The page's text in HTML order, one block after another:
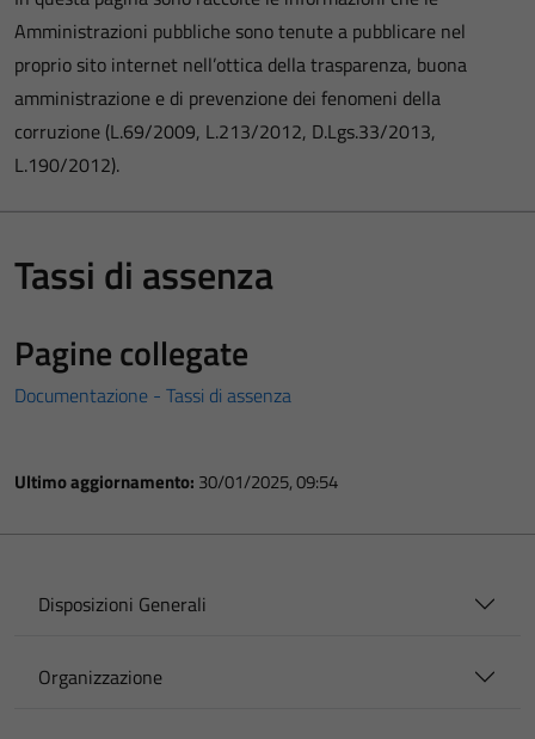
Amministrazioni pubbliche sono tenute a pubblicare nel
proprio sito internet nell’ottica della trasparenza, buona
amministrazione e di prevenzione dei fenomeni della
corruzione (L.69/2009, L.213/2012, D.Lgs.33/2013,
L.190/2012).
Tassi di assenza
Pagine collegate
Documentazione - Tassi di assenza
Ultimo aggiornamento: 30/01/2025, 09:54
Disposizioni Generali
Organizzazione